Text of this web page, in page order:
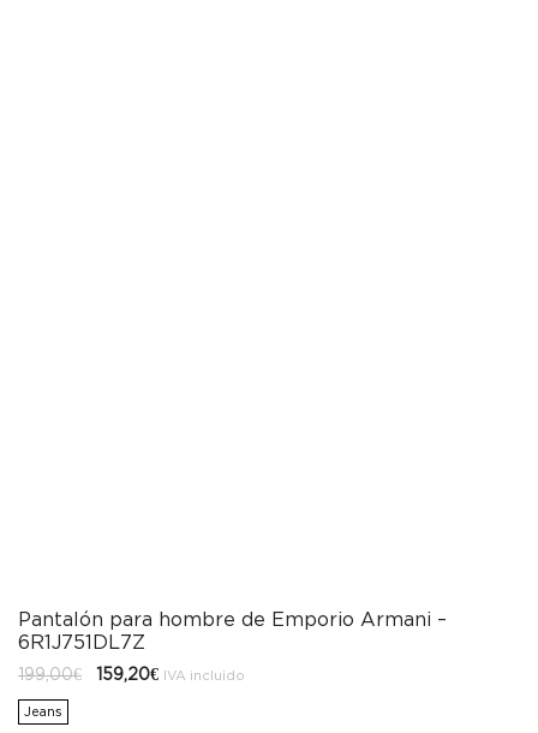
Pantalón para hombre de Emporio Armani –
6R1J751DL7Z
199,00€
El159,20€ElIVA incluido
Jeans